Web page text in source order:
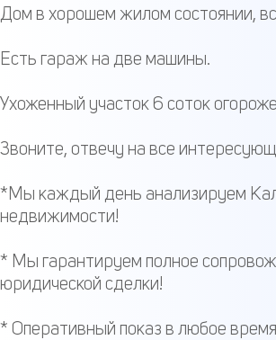
Дом в хорошем жилом состоянии,
Есть гараж на две машины.
Ухоженный участок 6 соток
Звоните, отвечу на все
*Мы каждый день анализируем
недвижимости!
* Мы гарантируем полное
юридической сделки!
* Оперативный показ в любое